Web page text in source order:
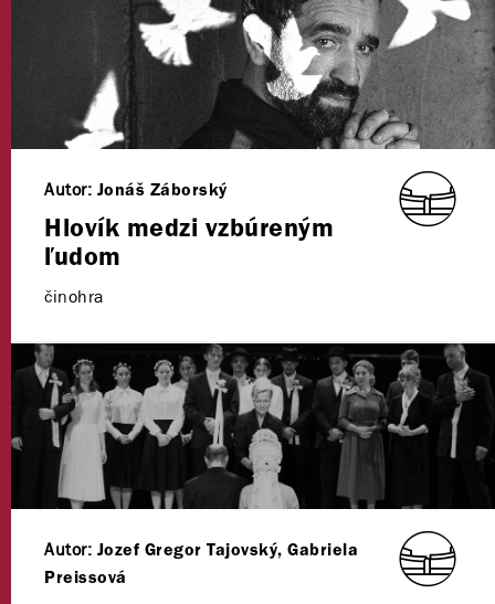
Autor: Jonáš Záborský
Hlovík medzi vzbúreným
ľudom
činohra
Autor: Jozef Gregor Tajovský, Gabriela
Preissová